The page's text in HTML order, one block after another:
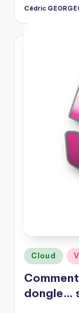
Posted
Cédric
Posted
in
Cloud
dongle…